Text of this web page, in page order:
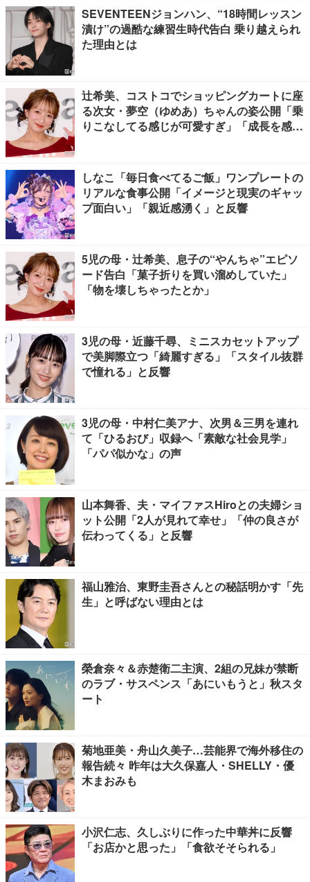
SEVENTEENジョンハン、“18時間レッスン
漬け”の過酷な練習生時代告白 乗り越えられ
た理由とは
辻希美、コストコでショッピングカートに座
る次女・夢空（ゆめあ）ちゃんの姿公開「乗
りこなしてる感じが可愛すぎ」「成長を感じ
しなこ「毎日食べてるご飯」ワンプレートの
リアルな食事公開「イメージと現実のギャッ
プ面白い」「親近感湧く」と反響
5児の母・辻希美、息子の“やんちゃ”エピソ
ード告白「菓子折りを買い溜めしていた」
「物を壊しちゃったとか」
3児の母・近藤千尋、ミニスカセットアップ
で美脚際立つ「綺麗すぎる」「スタイル抜群
で憧れる」と反響
3児の母・中村仁美アナ、次男＆三男を連れ
て「ひるおび」収録へ「素敵な社会見学」
「パパ似かな」の声
山本舞香、夫・マイファスHiroとの夫婦ショ
ット公開「2人が見れて幸せ」「仲の良さが
伝わってくる」と反響
福山雅治、東野圭吾さんとの秘話明かす「先
生」と呼ばない理由とは
榮倉奈々＆赤楚衛二主演、2組の兄妹が禁断
のラブ・サスペンス「あにいもうと」秋スタ
ート
菊地亜美・舟山久美子…芸能界で海外移住の
報告続々 昨年は大久保嘉人・SHELLY・優
木まおみも
小沢仁志、久しぶりに作った中華丼に反響
「お店かと思った」「食欲そそられる」